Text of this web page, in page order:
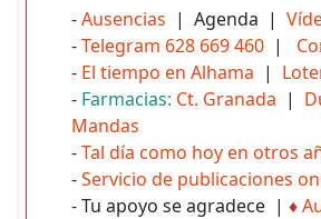
-Ausencias | Agenda |
-Telegram 628 669 460 |
- El tiempo en Alhama |
- Farmacias: Ct. Granada |
Mandas
-Tal día como hoy en otros
-Servicio de publicaciones
- Tu apoyo se agradece | ♦